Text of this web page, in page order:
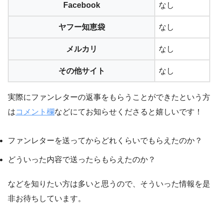
Facebook なし
ヤフー知恵袋 なし
メルカリ なし
その他サイト なし
実際にファンレターの返事をもらうことができたという方
はコメント欄などにてお知らせくださると嬉しいです！
ファンレターを送ってからどれくらいでもらえたのか？
どういった内容で送ったらもらえたのか？
などを知りたい方は多いと思うので、そういった情報を是
非お待ちしています。